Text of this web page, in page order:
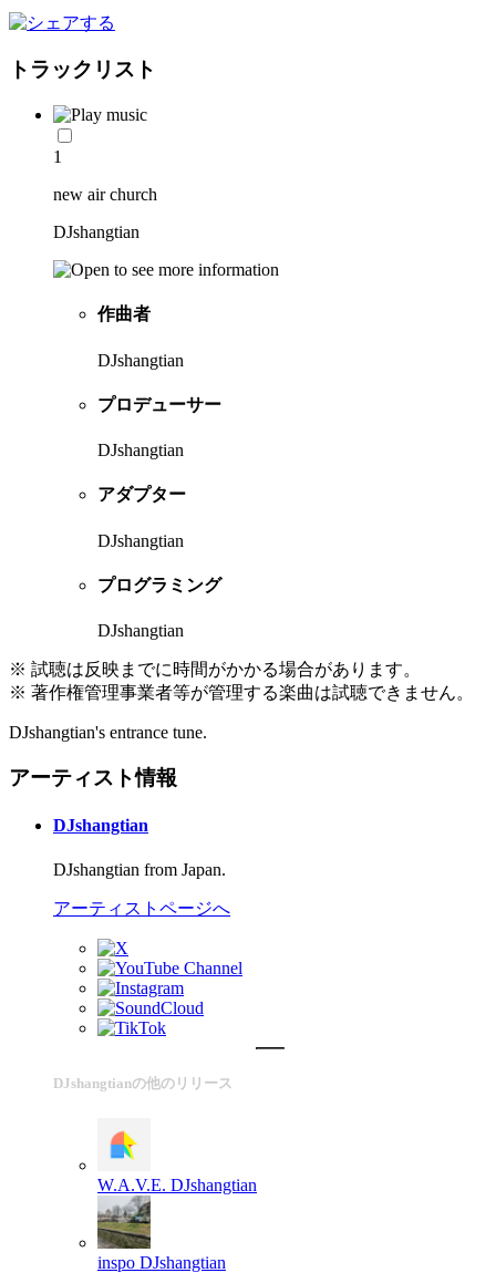
トラックリスト
1
new air church
DJshangtian
作曲者
DJshangtian
プロデューサー
DJshangtian
アダプター
DJshangtian
プログラミング
DJshangtian
※ 試聴は反映までに時間がかかる場合があります。
※ 著作権管理事業者等が管理する楽曲は試聴できません。
DJshangtian's entrance tune.
アーティスト情報
DJshangtian
DJshangtian from Japan.
アーティストページへ
DJshangtianの他のリリース
W.A.V.E. DJshangtian
inspo DJshangtian